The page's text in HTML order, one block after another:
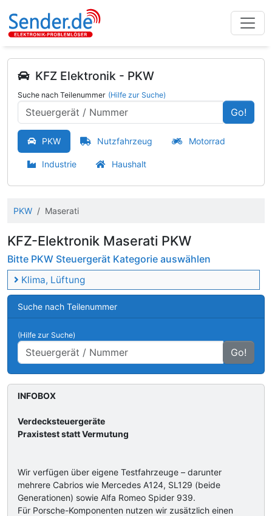
KFZ Elektronik - PKW
Suche nach Teilenummer (Hilfe zur Suche)
Go!
PKW Nutzfahrzeug Motorrad
Industrie Haushalt
PKW Maserati
KFZ-Elektronik Maserati PKW
Bitte PKW Steuergerät Kategorie auswählen
Klima, Lüftung
Suche nach Teilenummer
(Hilfe zur Suche)
Go!
INFOBOX
Verdecksteuergeräte
Praxistest statt Vermutung
Wir verfügen über eigene Testfahrzeuge – darunter
mehrere Cabrios wie Mercedes A124, SL129 (beide
Generationen) sowie Alfa Romeo Spider 939.
Für Porsche-Komponenten nutzen wir zusätzlich einen